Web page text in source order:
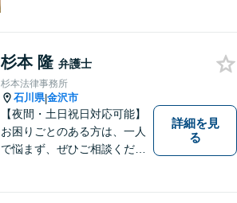
ジあります。
杉本 隆 弁護士
杉本法律事務所
石川県|金沢市
【夜間・土日祝日対応可能】
お困りごとのある方は、一人
で悩まず、ぜひご相談くださ
詳細を見
る